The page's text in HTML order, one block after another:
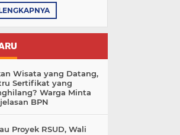
Wisata yang Datang,
Sertifikat yang
Warga Minta
BPN
Proyek RSUD, Wali